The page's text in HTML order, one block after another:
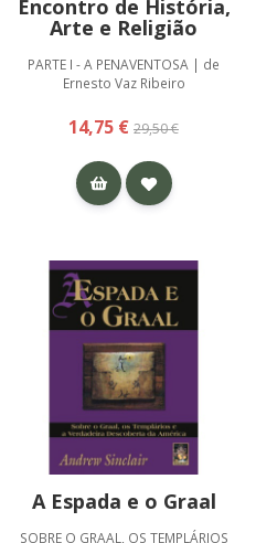
Encontro de História,
Arte e Religião
PARTE I - A PENAVENTOSA | de
Ernesto Vaz Ribeiro
14,75 € 29,50 €
A Espada e o Graal
SOBRE O GRAAL, OS TEMPLÁRIOS